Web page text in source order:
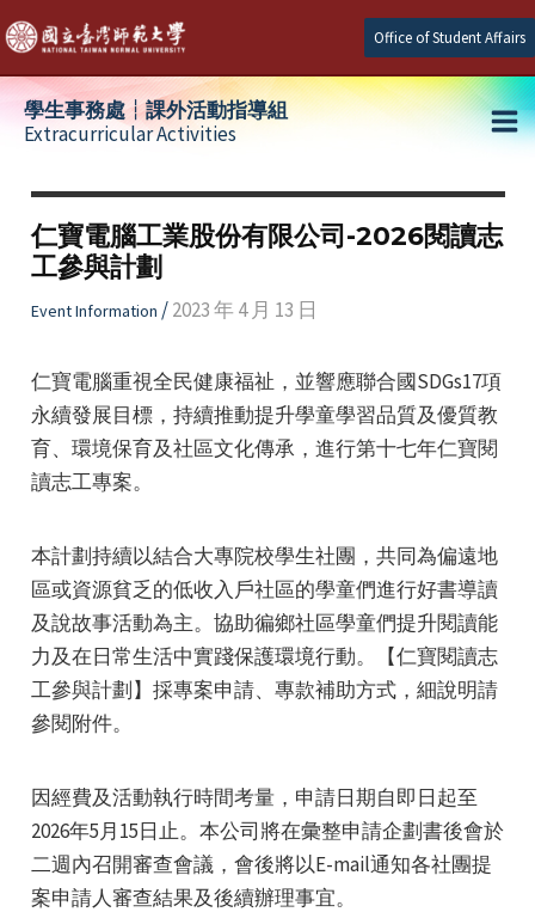
Skip
to
content
Office of Student Affairs
學生事務處┆課外活動指導組
Extracurricular Activities
仁寶電腦工業股份有限公司-2026閱讀志
工參與計劃
Event Information /2023 年 4 月 13 日
仁寶電腦重視全民健康福祉，並響應聯合國SDGs17項
永續發展目標，持續推動提升學童學習品質及優質教
育、環境保育及社區文化傳承，進行第十七年仁寶閱
讀志工專案。
本計劃持續以結合大專院校學生社團，共同為偏遠地
區或資源貧乏的低收入戶社區的學童們進行好書導讀
及說故事活動為主。協助徧鄉社區學童們提升閱讀能
力及在日常生活中實踐保護環境行動。【仁寶閱讀志
工參與計劃】採專案申請、專款補助方式，細說明請
參閱附件。
因經費及活動執行時間考量，申請日期自即日起至
2026年5月15日止。本公司將在彙整申請企劃書後會於
二週內召開審查會議，會後將以E-mail通知各社團提
案申請人審查結果及後續辦理事宜。